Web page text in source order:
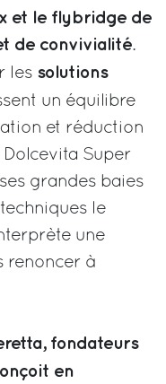
et le flybridge de
de convivialité.
les solutions
un équilibre
et réduction
Dolcevita Super
grandes baies
le
une
renoncer à
fondateurs
en